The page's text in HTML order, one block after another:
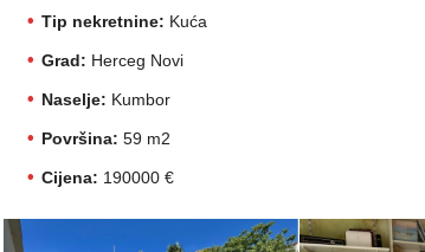
Tip nekretnine: Kuća
Grad: Herceg Novi
Naselje: Kumbor
Površina: 59 m2
Cijena: 190000 €